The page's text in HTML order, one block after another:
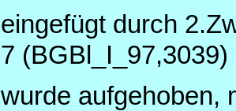
durch
(BGBl_I_97,3039)
aufgehoben,